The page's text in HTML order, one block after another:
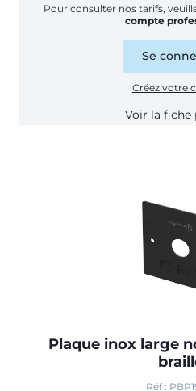
Pour consulter nos tarifs,
compte
Se
Créez votre
Voir la fiche
Plaque inox large
Réf :